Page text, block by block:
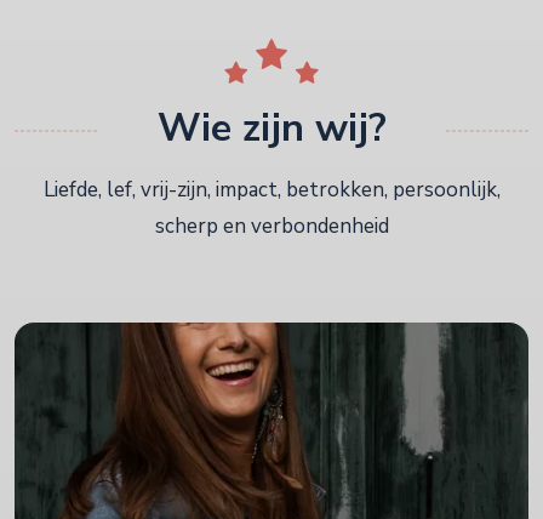
Wie zijn wij?
Liefde, lef, vrij-zijn, impact, betrokken, persoonlijk,
scherp en verbondenheid